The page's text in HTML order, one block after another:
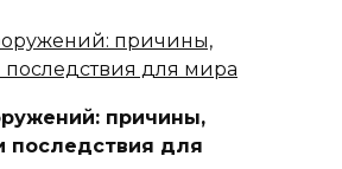
причины,
последствия для